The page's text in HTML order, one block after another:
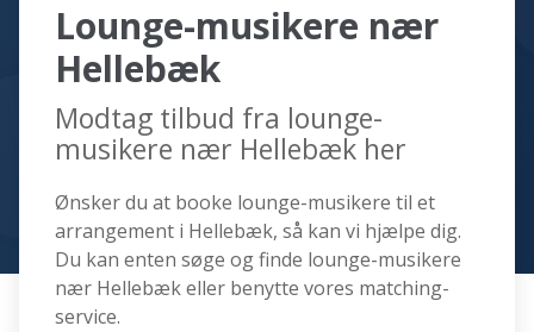
Lounge-musikere nær
Hellebæk
Modtag tilbud fra lounge-
musikere nær Hellebæk her
Ønsker du at booke lounge-musikere til et
arrangement i Hellebæk, så kan vi hjælpe dig.
Du kan enten søge og finde lounge-musikere
nær Hellebæk eller benytte vores matching-
service.